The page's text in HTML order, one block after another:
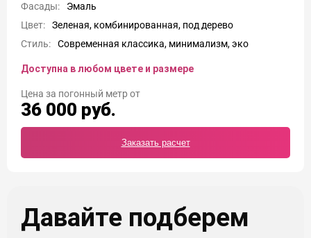
Фасады:
Эмаль
Цвет:
Зеленая, комбинированная, под дерево
Стиль:
Современная классика, минимализм, эко
Доступна в любом цвете и размере
Цена
36 000 руб.
Заказать расчет
Давайте подберем